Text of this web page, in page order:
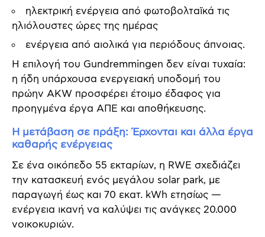
ηλεκτρική ενέργεια από φωτοβολταϊκά τις
ηλιόλουστες ώρες της ημέρας
ενέργεια από αιολικά για περιόδους άπνοιας.
Η επιλογή του Gundremmingen δεν είναι τυχαία:
η ήδη υπάρχουσα ενεργειακή υποδομή του
πρώην ΑΚW προσφέρει έτοιμο έδαφος για
προηγμένα έργα ΑΠΕ και αποθήκευσης.
Η μετάβαση σε πράξη: Έρχονται και άλλα έργα
καθαρής ενέργειας
Σε ένα οικόπεδο 55 εκταρίων, η RWE σχεδιάζει
την κατασκευή ενός μεγάλου solar park, με
παραγωγή έως και 70 εκατ. kWh ετησίως —
ενέργεια ικανή να καλύψει τις ανάγκες 20.000
νοικοκυριών.